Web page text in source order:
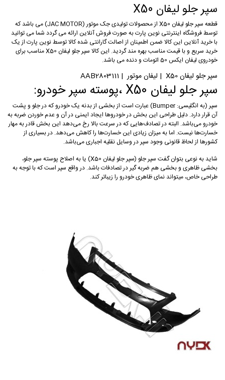
سپر جلو لیفان X50
قطعه سپر جلو لیفان X50 از محصولات تولیدی جک موتور (JAC MOTOR) می باشد که
توسط فروشگاه اینترنتی نوین پارت به صورت فروش آنلاین ارائه می گردد شما می توانید
با خرید آنلاین این کالا ضمن اطمینان از اصالت گارانتی شده کالا توسط نوین پارت از یک
خرید سریع و با قیمت مناسب بهره مند گردید. این کالا سپر جلو لیفان X50 مناسب برای
خودروی لیفان ایکس 50 اتومات و دنده می باشد.
سپر جلو لیفان X50 | لیفان موتور | AAB2803111
سپر جلو لیفان X50 ،پوسته سپر خودرو:
سپر (به انگلیسی: Bumper) عبارت است از بخشی از بدنه یک خودرو که در جلو و پشت
آن قرار دارد. دلیل طراحی این بخش در خودروها ایجاد ایمنی در آن و عدم خوردن ضربه به
خودرو می‌باشد. البته در تصادف‌هایی که در سرعت بالا رخ می‌دهد این بخش قادر به مهار
خسارت‌ها نیست. اما به میزان زیادی این خسارت‌ها را کاهش می‌دهد. در بسیاری از
کشورها از لحاظ قانونی وجود سپر در وسایل نقلیه اجباری می‌باشد.
شاید به نوعی بتوان گفت سپر جلو (سپر جلو لیفان X50) یا به اصلاح پوسته سپر جلو،
بخشی ظاهری و بخشی هم ضربه گیر در تصادفات باشد. در واقع سپر است که با توجه به
طراحی خاص، میتواند نمای ظاهری خودرو را زیباتر کند.